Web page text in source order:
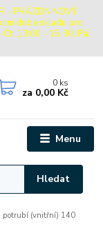
- PRÁZDNINOVÝ
doba skladu pro
13:00 - 15:30, Pá:
Menu
Hledat
0 ks
za 0,00 Kč
potrubí (vnitřní) 140